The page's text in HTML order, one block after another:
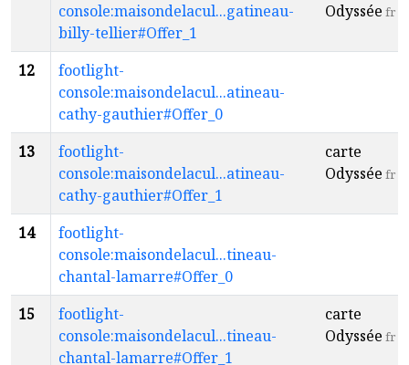
console:maisondelacul...gatineau-
billy-tellier#Offer_1
Odyssée fr
12
footlight-
console:maisondelacul...atineau-
cathy-gauthier#Offer_0
13
footlight-
console:maisondelacul...atineau-
cathy-gauthier#Offer_1
carte
Odyssée fr
14
footlight-
console:maisondelacul...tineau-
chantal-lamarre#Offer_0
15
footlight-
console:maisondelacul...tineau-
chantal-lamarre#Offer_1
carte
Odyssée fr